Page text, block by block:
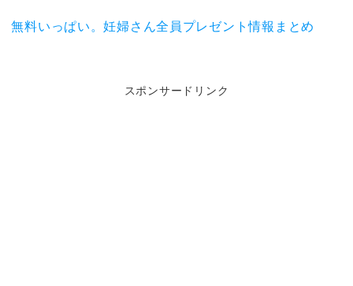
無料いっぱい。妊婦さん全員プレゼント情報まとめ
スポンサードリンク